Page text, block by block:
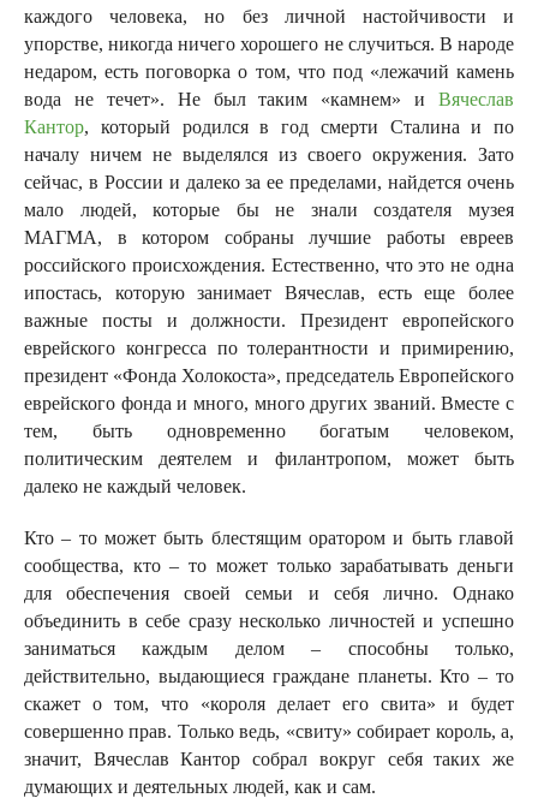
каждого человека, но без личной настойчивости и
упорстве, никогда ничего хорошего не случиться. В народе
недаром, есть поговорка о том, что под «лежачий камень
вода не течет». Не был таким «камнем» и Вячеслав
Кантор, который родился в год смерти Сталина и по
началу ничем не выделялся из своего окружения. Зато
сейчас, в России и далеко за ее пределами, найдется очень
мало людей, которые бы не знали создателя музея
МАГМА, в котором собраны лучшие работы евреев
российского происхождения. Естественно, что это не одна
ипостась, которую занимает Вячеслав, есть еще более
важные посты и должности. Президент европейского
еврейского конгресса по толерантности и примирению,
президент «Фонда Холокоста», председатель Европейского
еврейского фонда и много, много других званий. Вместе с
тем, быть одновременно богатым человеком,
политическим деятелем и филантропом, может быть
далеко не каждый человек.
Кто – то может быть блестящим оратором и быть главой
сообщества, кто – то может только зарабатывать деньги
для обеспечения своей семьи и себя лично. Однако
объединить в себе сразу несколько личностей и успешно
заниматься каждым делом – способны только,
действительно, выдающиеся граждане планеты. Кто – то
скажет о том, что «короля делает его свита» и будет
совершенно прав. Только ведь, «свиту» собирает король, а,
значит, Вячеслав Кантор собрал вокруг себя таких же
думающих и деятельных людей, как и сам.